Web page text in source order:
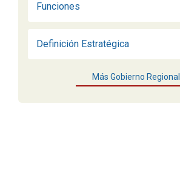
Funciones
Definición Estratégica
Más Gobierno Regional